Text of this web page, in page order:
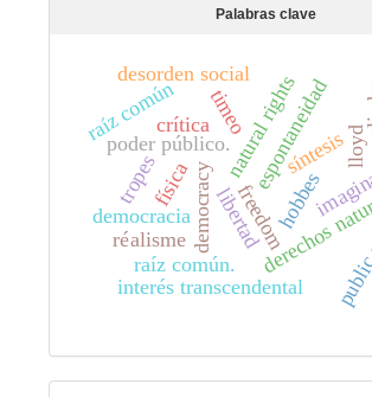
Palabras clave
democracy
democracia freedom
derechos
hobbes
libertad
natural rights
poder público.
raíz común.
espontaneidad
síntesis
raíz común
interés transcendental
lloyd
desorden social
timeo
física
tropes
réalisme
crítica